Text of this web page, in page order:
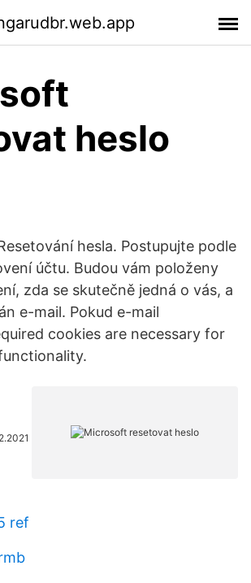
heslo
hesla. Postupujte podle
účtu. Budou vám položeny
zda se skutečně jedná o vás, a
e-mail. Pokud e-mail
cookies are necessary for
ref